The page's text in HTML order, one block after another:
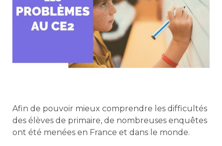
Afin de pouvoir mieux comprendre les difficultés
des élèves de primaire, de nombreuses enquêtes
ont été menées en France et dans le monde.